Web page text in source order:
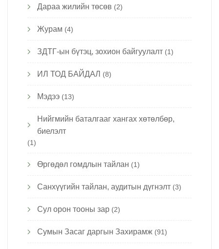
Дараа жилийн төсөв (2)
Журам (4)
ЗДТГ-ын бүтэц, зохион байгуулалт (1)
ИЛ ТОД БАЙДАЛ (8)
Мэдээ (13)
Нийгмийн баталгааг хангах хөтөлбөр,
биелэлт
(1)
Өргөдөл гомдлын тайлан (1)
Санхүүгийн тайлан, аудитын дүгнэлт (3)
Сул орон тооны зар (2)
Сумын Засаг даргын Захирамж (91)